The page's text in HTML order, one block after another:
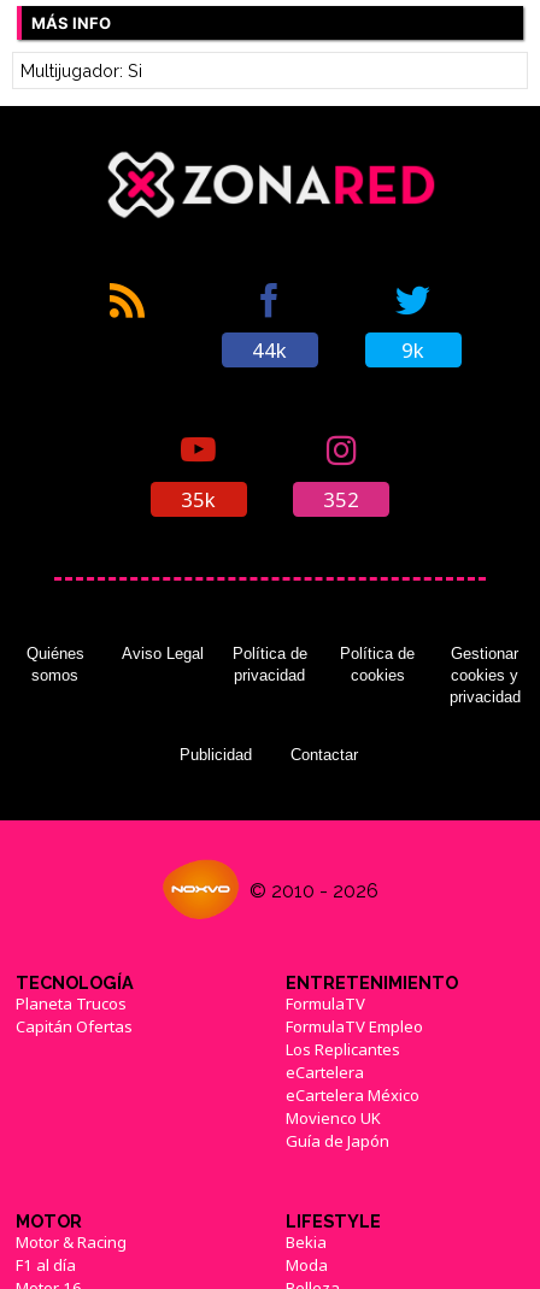
MÁS INFO
Multijugador: Si
44k 9k
35k 352
Quiénes
somos
Aviso Legal
Política de
privacidad
Política de
cookies
Gestionar
cookies y
privacidad
Publicidad Contactar
© 2010 - 2026
TECNOLOGÍA
Planeta Trucos
Capitán Ofertas
ENTRETENIMIENTO
FormulaTV
FormulaTV Empleo
Los Replicantes
eCartelera
eCartelera México
Movienco UK
Guía de Japón
MOTOR
Motor & Racing
F1 al día
LIFESTYLE
Bekia
Moda